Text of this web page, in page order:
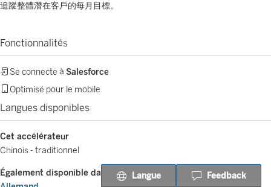
追蹤整體潛在客戶的每月目標。
Fonctionnalités
Se connecte à Salesforce
Optimisé pour le mobile
Langues disponibles
Cet accélérateur
Chinois - traditionnel
Également disponible dans
Langue Feedback